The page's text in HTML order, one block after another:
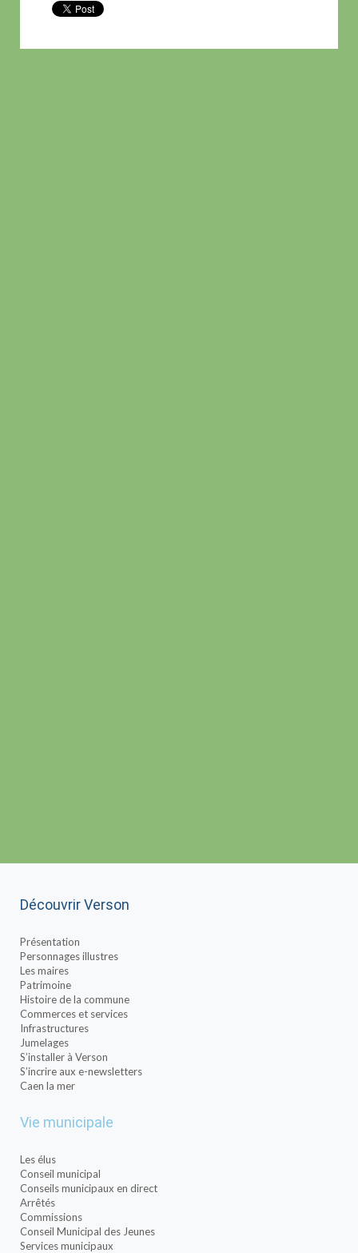
Découvrir Verson
Présentation
Personnages illustres
Les maires
Patrimoine
Histoire de la commune
Commerces et services
Infrastructures
Jumelages
S’installer à Verson
S’incrire aux e-newsletters
Caen la mer
Vie municipale
Les élus
Conseil municipal
Conseils municipaux en direct
Arrêtés
Commissions
Conseil Municipal des Jeunes
Services municipaux